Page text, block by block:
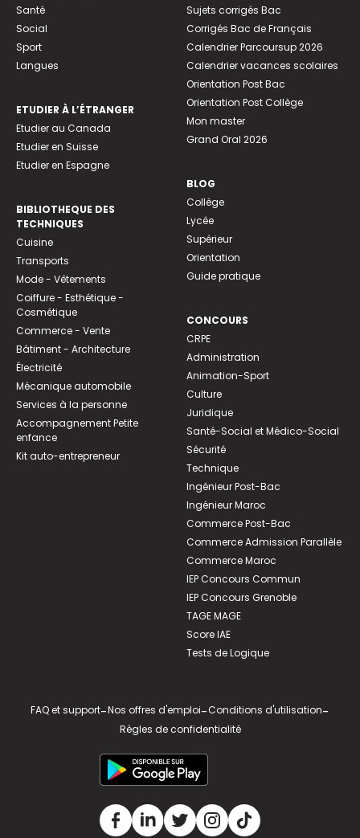
Santé
Social
Sport
Langues
ETUDIER À L’ÉTRANGER
Etudier au Canada
Etudier en Suisse
Etudier en Espagne
BIBLIOTHEQUE DES
TECHNIQUES
Cuisine
Transports
Mode - Vêtements
Coiffure - Esthétique -
Cosmétique
Commerce - Vente
Bâtiment - Architecture
Électricité
Mécanique automobile
Services à la personne
Accompagnement Petite
enfance
Kit auto-entrepreneur
Sujets corrigés Bac
Corrigés Bac de Français
Calendrier Parcoursup 2026
Calendrier vacances scolaires
Orientation Post Bac
Orientation Post Collège
Mon master
Grand Oral 2026
BLOG
Collège
Lycée
Supérieur
Orientation
Guide pratique
CONCOURS
CRPE
Administration
Animation-Sport
Culture
Juridique
Santé-Social et Médico-Social
Sécurité
Technique
Ingénieur Post-Bac
Ingénieur Maroc
Commerce Post-Bac
Commerce Admission Parallèle
Commerce Maroc
IEP Concours Commun
IEP Concours Grenoble
TAGE MAGE
Score IAE
Tests de Logique
FAQ et support-Nos offres d'emploi-Conditions d'utilisation-
Règles de confidentialité